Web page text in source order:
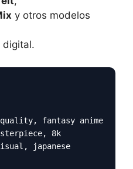
y otros modelos
digital.
quality, fantasy anime
8k
japanese